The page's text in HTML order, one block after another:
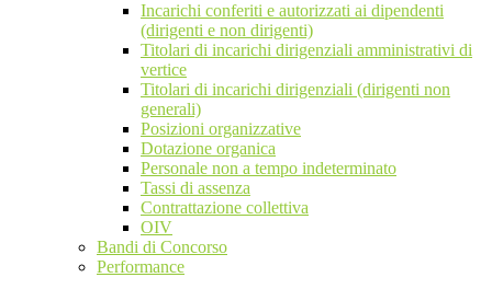
Incarichi conferiti e autorizzati ai dipendenti
(dirigenti e non dirigenti)
Titolari di incarichi dirigenziali amministrativi di
vertice
Titolari di incarichi dirigenziali (dirigenti non
generali)
Posizioni organizzative
Dotazione organica
Personale non a tempo indeterminato
Tassi di assenza
Contrattazione collettiva
OIV
Bandi di Concorso
Performance